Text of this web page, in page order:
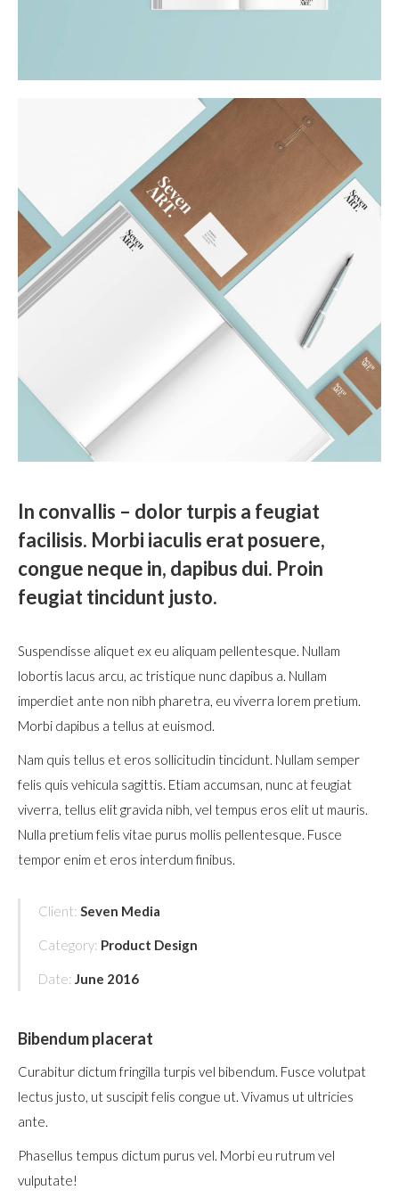
In convallis – dolor turpis a feugiat
facilisis. Morbi iaculis erat posuere,
congue neque in, dapibus dui. Proin
feugiat tincidunt justo.
Suspendisse aliquet ex eu aliquam pellentesque. Nullam
lobortis lacus arcu, ac tristique nunc dapibus a. Nullam
imperdiet ante non nibh pharetra, eu viverra lorem pretium.
Morbi dapibus a tellus at euismod.
Nam quis tellus et eros sollicitudin tincidunt. Nullam semper
felis quis vehicula sagittis. Etiam accumsan, nunc at feugiat
viverra, tellus elit gravida nibh, vel tempus eros elit ut mauris.
Nulla pretium felis vitae purus mollis pellentesque. Fusce
tempor enim et eros interdum finibus.
Client: Seven Media
Category: Product Design
Date: June 2016
Bibendum placerat
Curabitur dictum fringilla turpis vel bibendum. Fusce volutpat
lectus justo, ut suscipit felis congue ut. Vivamus ut ultricies
ante.
Phasellus tempus dictum purus vel. Morbi eu rutrum vel
vulputate!